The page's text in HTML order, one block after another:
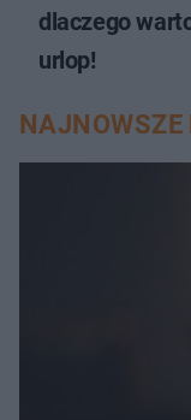
dlaczego
urlop!
NAJNOWSZE